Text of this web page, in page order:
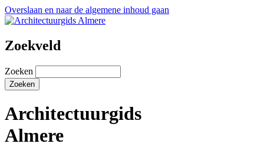
Overslaan en naar de algemene inhoud gaan
Zoekveld
Zoeken
Architectuurgids
Almere